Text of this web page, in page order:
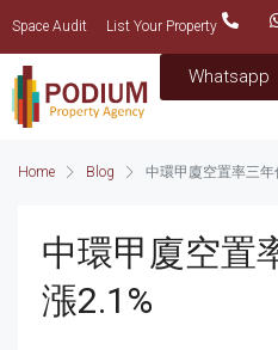
Space Audit List Your Property
Whatsapp
Home Blog 中環甲廈空置率三年
中環甲廈空置
漲2.1%